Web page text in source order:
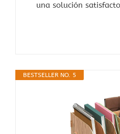
una solución
BESTSELLER NO. 5